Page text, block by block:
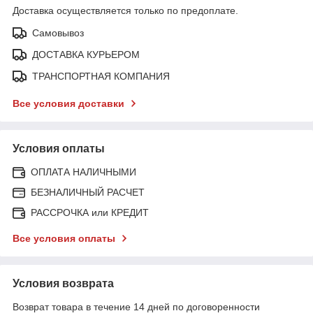
Доставка осуществляется только по предоплате.
Самовывоз
ДОСТАВКА КУРЬЕРОМ
ТРАНСПОРТНАЯ КОМПАНИЯ
Все условия доставки
Условия оплаты
ОПЛАТА НАЛИЧНЫМИ
БЕЗНАЛИЧНЫЙ РАСЧЕТ
РАССРОЧКА или КРЕДИТ
Все условия оплаты
Условия возврата
Возврат товара в течение 14 дней по договоренности